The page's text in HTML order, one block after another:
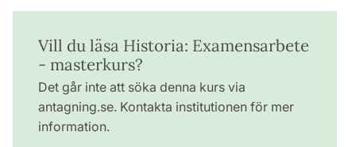
Vill du läsa Historia: Examensarbete
- masterkurs?
Det går inte att söka denna kurs via
antagning.se. Kontakta institutionen för mer
information.